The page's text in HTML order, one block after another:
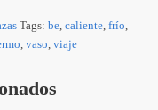
Tags: be, caliente, frío,
, vaso, viaje